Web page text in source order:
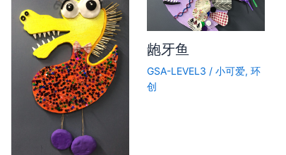
龅牙鱼
GSA-LEVEL3 / 小可爱, 环
创